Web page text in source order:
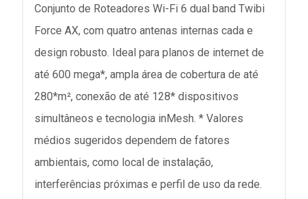
Conjunto de Roteadores Wi-Fi 6 dual band Twibi
Force AX, com quatro antenas internas cada e
design robusto. Ideal para planos de internet de
até 600 mega*, ampla área de cobertura de até
280*m², conexão de até 128* dispositivos
simultâneos e tecnologia inMesh. * Valores
médios sugeridos dependem de fatores
ambientais, como local de instalação,
interferências próximas e perfil de uso da rede.